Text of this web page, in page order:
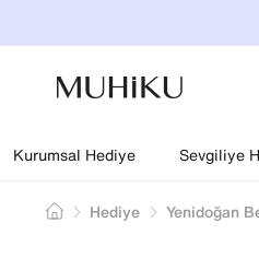
Kurumsal Hediye Sevgiliye
Hediye Yenidoğan